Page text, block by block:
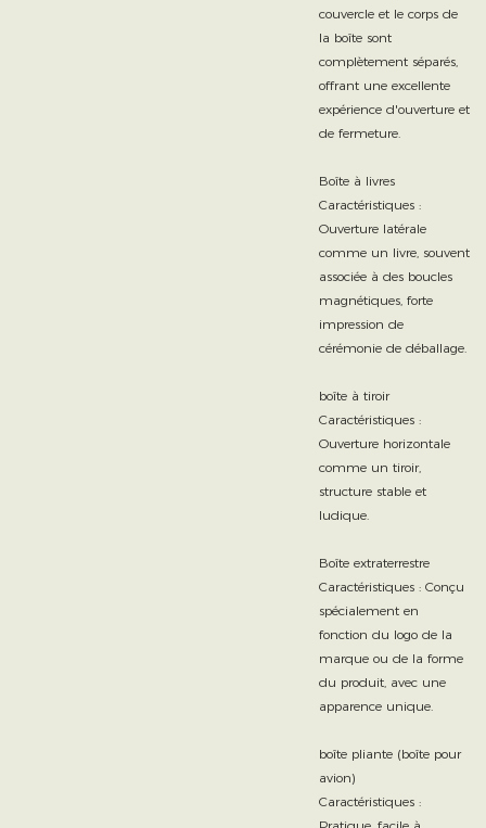
couvercle et le corps de
la boîte sont
complètement séparés,
offrant une excellente
expérience d'ouverture et
de fermeture.
Boîte à livres
Caractéristiques :
Ouverture latérale
comme un livre, souvent
associée à des boucles
magnétiques, forte
impression de
cérémonie de déballage.
boîte à tiroir
Caractéristiques :
Ouverture horizontale
comme un tiroir,
structure stable et
ludique.
Boîte extraterrestre
Caractéristiques : Conçu
spécialement en
fonction du logo de la
marque ou de la forme
du produit, avec une
apparence unique.
boîte pliante (boîte pour
avion)
Caractéristiques :